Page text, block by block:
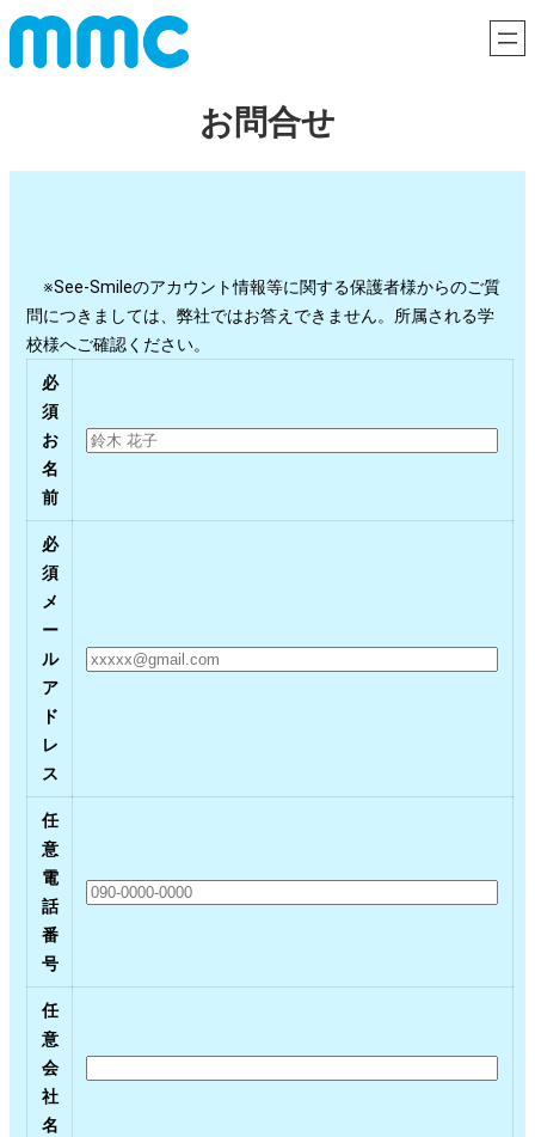
内
お問合せ
※See-Smileのアカウント情報等に関する保護者様からのご質
問につきましては、弊社ではお答えできません。所属される学
校様へご確認ください。
必
須
お
名
前
必
須
メ
ー
ル
ア
ド
レ
ス
任
意
電
話
番
号
任
意
会
社
名